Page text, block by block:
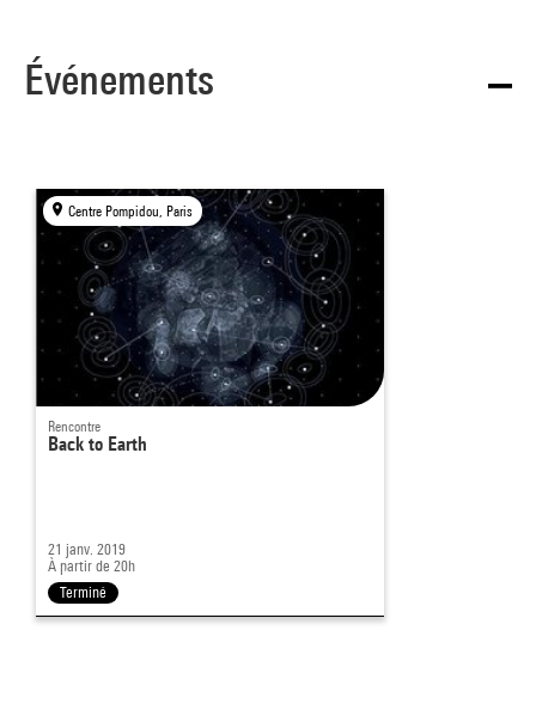
Événements
Centre Pompidou, Paris
Rencontre
Back to Earth
21 janv. 2019
À partir de 20h
Terminé